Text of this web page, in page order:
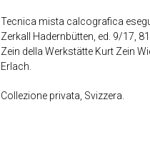
Tecnica mista calcografica
Zerkall Hadernbütten, ed. 9/17,
Zein della Werkstätte Kurt Zein
Erlach.
Collezione privata, Svizzera.